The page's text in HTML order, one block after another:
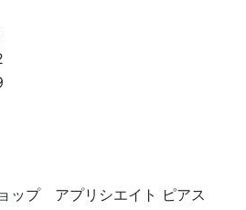
ップ アプリシエイト ピアス